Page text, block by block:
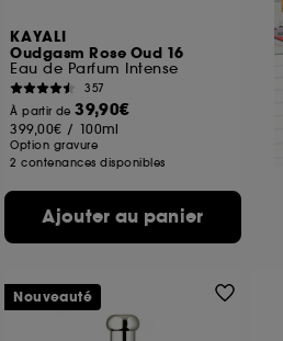
KAYALI
Oudgasm Rose Oud 16
Eau de Parfum Intense
357
À partir de39,90€
399,00€ / 100ml
Option gravure
2 contenances disponibles
Ajouter au panier
Nouveauté